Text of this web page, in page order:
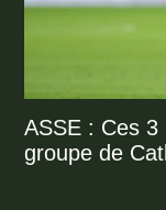
ASSE : Ces
groupe de